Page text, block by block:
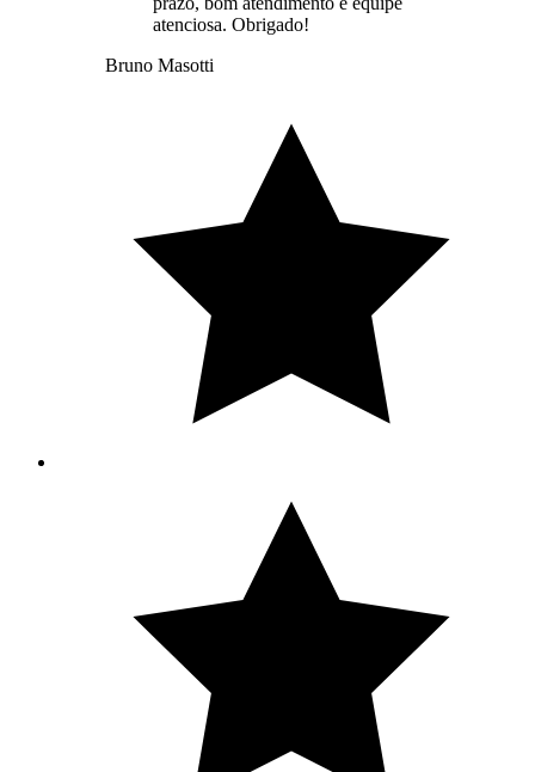
atenciosa. Obrigado!
Bruno Masotti